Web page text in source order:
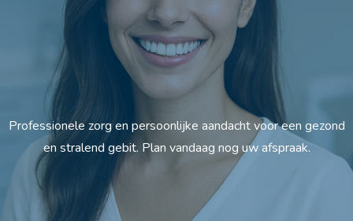
Professionele zorg en persoonlijke aandacht voor een gezond
en stralend gebit. Plan vandaag nog uw afspraak.